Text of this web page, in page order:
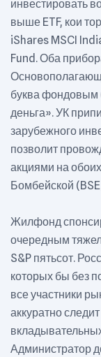
инвестировать
выше ETF, кои
iShares MSCI
Fund. Оба
буква фондовым
деньга». УК
зарубежного
позволит
акциями на
Бомбейской
Жилфонд
очередным
S&P пятьсот.
которых бы без
все участники
аккуратно
Администратор